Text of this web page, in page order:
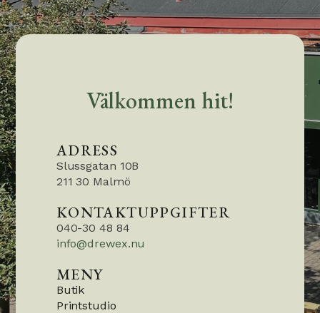
Välkommen hit!
ADRESS
Slussgatan 10B
211 30 Malmö
KONTAKTUPPGIFTER
040-30 48 84
info@drewex.nu
MENY
Butik
Printstudio